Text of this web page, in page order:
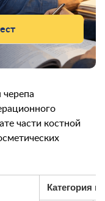
части костной
Категория